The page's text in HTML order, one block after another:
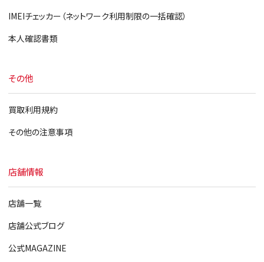
IMEIチェッカー（ネットワーク利用制限の一括確認）
本人確認書類
その他
買取利用規約
その他の注意事項
店舗情報
店舗一覧
店舗公式ブログ
公式MAGAZINE